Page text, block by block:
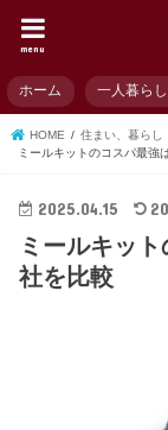
menu
ホーム 一人暮らし
HOME 住まい、暮らし
ミールキットのコスパ最強
2025.04.15
ミールキッ
社を比較